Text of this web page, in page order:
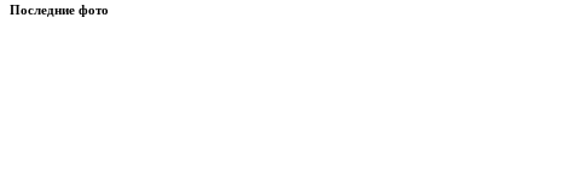
Последние фото